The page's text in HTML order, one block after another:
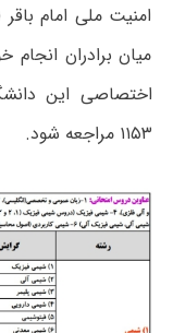
امنیت ملی امام
میان برادران
اختصاصی این
۱۱۵۳ مراجعه شود.